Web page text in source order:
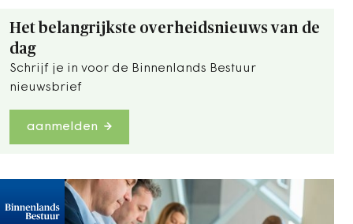
Het belangrijkste overheidsnieuws van de
dag
Schrijf je in voor de Binnenlands Bestuur
nieuwsbrief
aanmelden